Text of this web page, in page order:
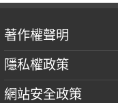
著作權聲明
隱私權政策
網站安全政策